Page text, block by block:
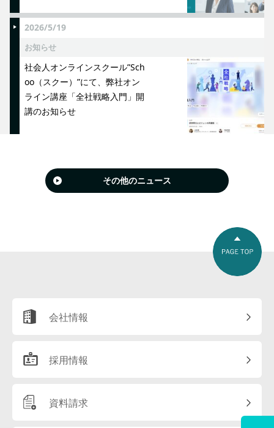
2026/5/19
お知らせ
社会人オンラインスクール”Sch
oo（スクー）”にて、弊社オン
ライン講座「全社戦略入門」開
講のお知らせ
その他のニュース
会社情報
採用情報
資料請求